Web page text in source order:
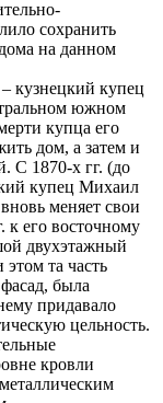
сохранить
на данном
кузнецкий купец
южном
купца его
дом, а затем и
С 1870-х гг. (до
купец Михаил
меняет свои
к его восточному
двухэтажный
та часть
была
придавало
цельность.
кровли